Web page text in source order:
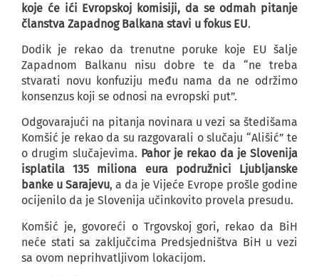
koje će ići Evropskoj komisiji, da se odmah pitanje
članstva Zapadnog Balkana stavi u fokus EU.
Dodik je rekao da trenutne poruke koje EU šalje
Zapadnom Balkanu nisu dobre te da “ne treba
stvarati novu konfuziju među nama da ne održimo
konsenzus koji se odnosi na evropski put”.
Odgovarajući na pitanja novinara u vezi sa štedišama
Komšić je rekao da su razgovarali o slučaju “Ališić” te
o drugim slučajevima. Pahor je rekao da je Slovenija
isplatila 135 miliona eura podružnici Ljubljanske
banke u Sarajevu, a da je Vijeće Evrope prošle godine
ocijenilo da je Slovenija učinkovito provela presudu.
Komšić je, govoreći o Trgovskoj gori, rekao da BiH
neće stati sa zaključcima Predsjedništva BiH u vezi
sa ovom neprihvatljivom lokacijom.